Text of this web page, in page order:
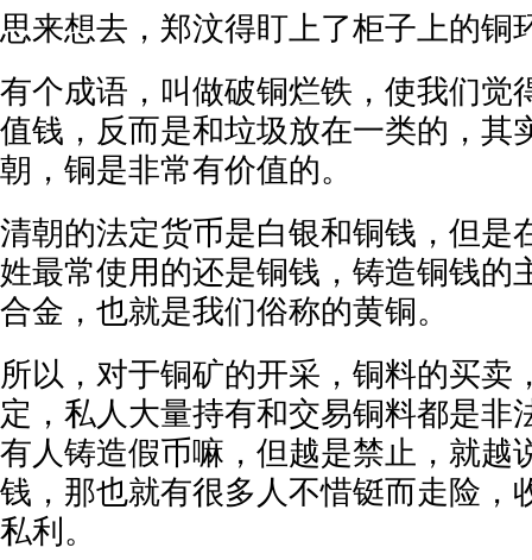
思来想去，郑汶得盯上了柜子上的铜
有个成语，叫做破铜烂铁，使我们觉
值钱，反而是和垃圾放在一类的，其
朝，铜是非常有价值的。
清朝的法定货币是白银和铜钱，但是
姓最常使用的还是铜钱，铸造铜钱的
合金，也就是我们俗称的黄铜。
所以，对于铜矿的开采，铜料的买卖
定，私人大量持有和交易铜料都是非
有人铸造假币嘛，但越是禁止，就越
钱，那也就有很多人不惜铤而走险，
私利。